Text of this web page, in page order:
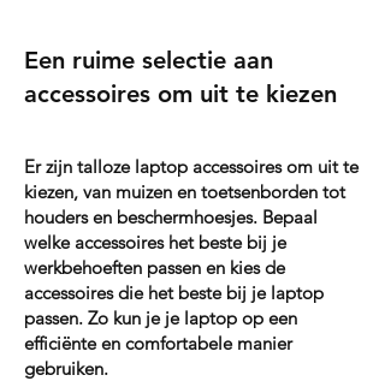
Een ruime selectie aan
accessoires om uit te kiezen
Er zijn talloze laptop accessoires om uit te
kiezen, van muizen en toetsenborden tot
houders en beschermhoesjes. Bepaal
welke accessoires het beste bij je
werkbehoeften passen en kies de
accessoires die het beste bij je laptop
passen. Zo kun je je laptop op een
efficiënte en comfortabele manier
gebruiken.